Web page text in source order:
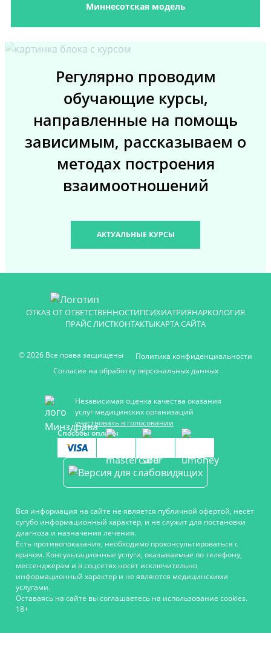
Миннесотская модель
Регулярно проводим
обучающие курсы,
направленные на помощь
зависимым, рассказываем о
методах построения
взаимоотношений
АКТУАЛЬНЫЕ КУРСЫ
ОТКАЗ ОТ ОТВЕТСТВЕННОСТИПСИХИАТРИЯНАРКОЛОГИЯ
ПРАЙС ЛИСТКОНТАКТЫКАРТА САЙТА
© 2026 Все права защищены
Политика конфиденциальности
Согласие на обработку персональных данных
Независимая оценка качества оказания
услуг медицинских организаций
участвовать в голосовании
Способы оплаты
Вся информация на сайте не является публичной офертой, несёт
сугубо информационный характер, и не служит для постановки
диагноза и назначения лечения.
Есть противопоказания, необходимо проконсультироваться с
врачом. Консультационные услуги, оказываемые по телефону,
мессенджерам и в соцсетях носят исключительно
информационный характер и не являются медицинскими
услугами.
Оставаясь на сайте вы соглашаетесь на использование cookies.
18+